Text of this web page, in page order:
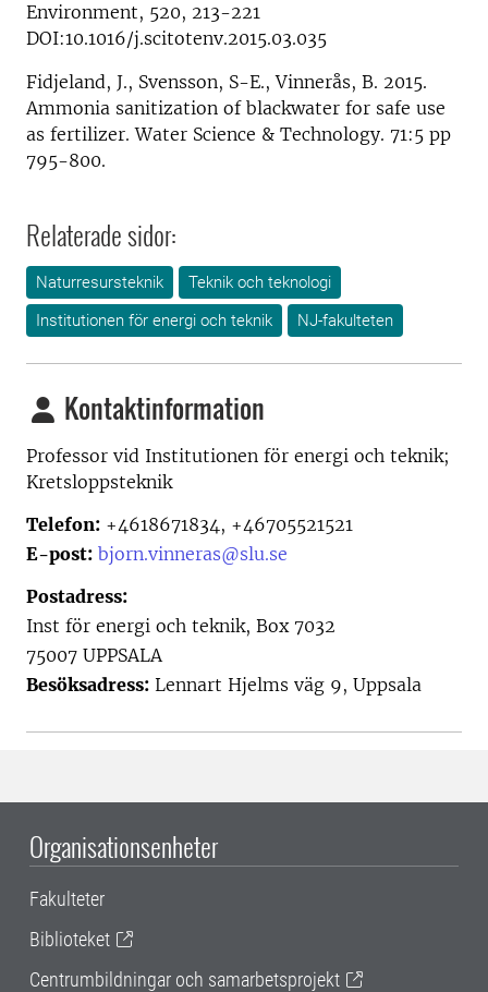
Environment, 520, 213-221
DOI:10.1016/j.scitotenv.2015.03.035
Fidjeland, J., Svensson, S-E., Vinnerås, B. 2015.
Ammonia sanitization of blackwater for safe use
as fertilizer. Water Science & Technology. 71:5 pp
795-800.
Relaterade sidor:
Naturresursteknik
Teknik och teknologi
Institutionen för energi och teknik
NJ-fakulteten
Kontaktinformation
Professor vid Institutionen för energi och teknik;
Kretsloppsteknik
Telefon: +4618671834, +46705521521
E-post: bjorn.vinneras@slu.se
Postadress:
Inst för energi och teknik, Box 7032
75007 UPPSALA
Besöksadress: Lennart Hjelms väg 9, Uppsala
Organisationsenheter
Fakulteter
Biblioteket
Centrumbildningar och samarbetsprojekt